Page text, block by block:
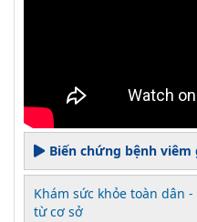
Biến chứng bệnh viêm
Khám sức khỏe toàn dân
từ cơ sở